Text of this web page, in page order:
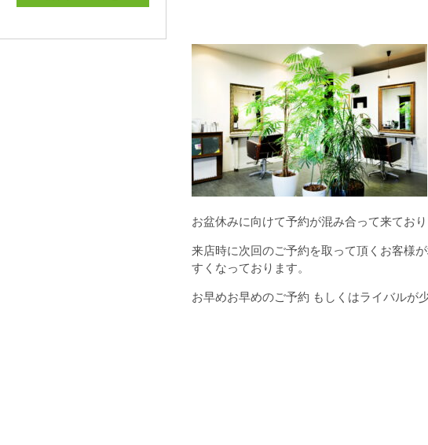
お盆休みに向けて予約が混み合って来ており
来店時に次回のご予約を取って頂くお客様
すくなっております。
お早めお早めのご予約 もしくはライバルが